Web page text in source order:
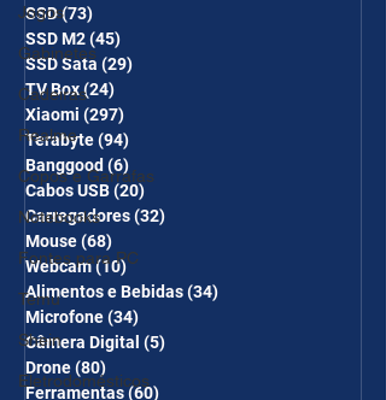
Jogos
Gabinetes
Cadeiras
Realme
Copos e Garrafas
Notebooks
Fontes para PC
Temu
Shein
Eletrodomésticos
SSD(73)
SSD M2(45)
SSD Sata (29)
TV Box(24)
Xiaomi (297)
Terabyte(94)
Banggood (6) 6 posts
Cabos USB(20)
Carregadores(32)
Mouse(68)
Webcam(10)10 posts
Alimentos e Bebidas(34)
Microfone(34)
Câmera Digital (5)
Drone(80)
Ferramentas(60)